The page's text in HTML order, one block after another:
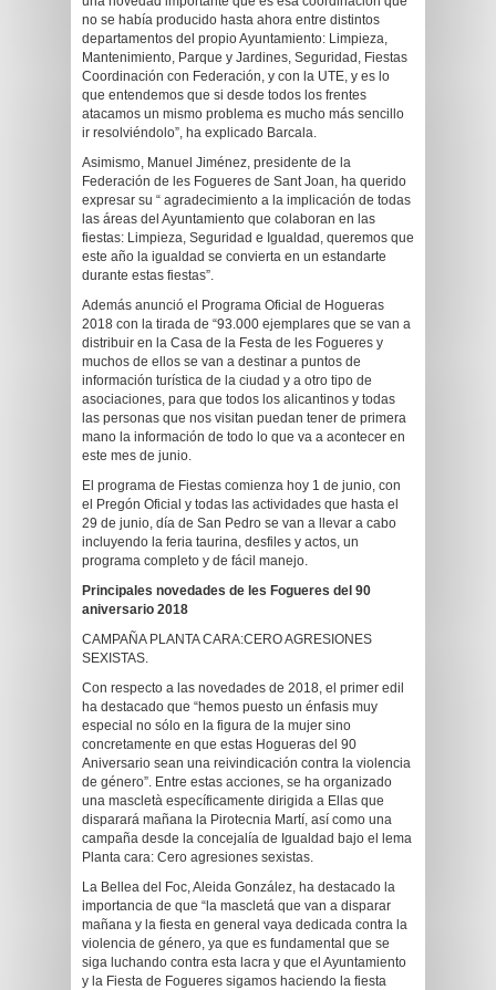
no se había producido hasta ahora entre distintos
departamentos del propio Ayuntamiento: Limpieza,
Mantenimiento, Parque y Jardines, Seguridad, Fiestas
Coordinación con Federación, y con la UTE, y es lo
que entendemos que si desde todos los frentes
atacamos un mismo problema es mucho más sencillo
ir resolviéndolo”, ha explicado Barcala.
Asimismo, Manuel Jiménez, presidente de la
Federación de les Fogueres de Sant Joan, ha querido
expresar su “ agradecimiento a la implicación de todas
las áreas del Ayuntamiento que colaboran en las
fiestas: Limpieza, Seguridad e Igualdad, queremos que
este año la igualdad se convierta en un estandarte
durante estas fiestas”.
Además anunció el Programa Oficial de Hogueras
2018 con la tirada de “93.000 ejemplares que se van a
distribuir en la Casa de la Festa de les Fogueres y
muchos de ellos se van a destinar a puntos de
información turística de la ciudad y a otro tipo de
asociaciones, para que todos los alicantinos y todas
las personas que nos visitan puedan tener de primera
mano la información de todo lo que va a acontecer en
este mes de junio.
El programa de Fiestas comienza hoy 1 de junio, con
el Pregón Oficial y todas las actividades que hasta el
29 de junio, día de San Pedro se van a llevar a cabo
incluyendo la feria taurina, desfiles y actos, un
programa completo y de fácil manejo.
Principales novedades de les Fogueres del 90
aniversario 2018
CAMPAÑA PLANTA CARA:CERO AGRESIONES
SEXISTAS.
Con respecto a las novedades de 2018, el primer edil
ha destacado que “hemos puesto un énfasis muy
especial no sólo en la figura de la mujer sino
concretamente en que estas Hogueras del 90
Aniversario sean una reivindicación contra la violencia
de género”. Entre estas acciones, se ha organizado
una mascletà específicamente dirigida a Ellas que
disparará mañana la Pirotecnia Martí, así como una
campaña desde la concejalía de Igualdad bajo el lema
Planta cara: Cero agresiones sexistas.
La Bellea del Foc, Aleida González, ha destacado la
importancia de que “la mascletá que van a disparar
mañana y la fiesta en general vaya dedicada contra la
violencia de género, ya que es fundamental que se
siga luchando contra esta lacra y que el Ayuntamiento
y la Fiesta de Fogueres sigamos haciendo la fiesta